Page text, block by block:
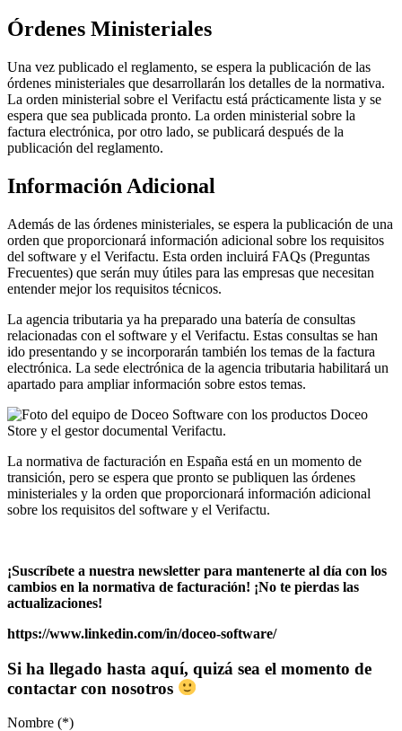
Órdenes Ministeriales
Una vez publicado el reglamento, se espera la publicación de las
órdenes ministeriales que desarrollarán los detalles de la normativa.
La orden ministerial sobre el Verifactu está prácticamente lista y se
espera que sea publicada pronto. La orden ministerial sobre la
factura electrónica, por otro lado, se publicará después de la
publicación del reglamento.
Información Adicional
Además de las órdenes ministeriales, se espera la publicación de una
orden que proporcionará información adicional sobre los requisitos
del software y el Verifactu. Esta orden incluirá FAQs (Preguntas
Frecuentes) que serán muy útiles para las empresas que necesitan
entender mejor los requisitos técnicos.
La agencia tributaria ya ha preparado una batería de consultas
relacionadas con el software y el Verifactu. Estas consultas se han
ido presentando y se incorporarán también los temas de la factura
electrónica. La sede electrónica de la agencia tributaria habilitará un
apartado para ampliar información sobre estos temas.
La normativa de facturación en España está en un momento de
transición, pero se espera que pronto se publiquen las órdenes
ministeriales y la orden que proporcionará información adicional
sobre los requisitos del software y el Verifactu.
¡Suscríbete a nuestra newsletter para mantenerte al día con los
cambios en la normativa de facturación! ¡No te pierdas las
actualizaciones!
https://www.linkedin.com/in/doceo-software/
Si ha llegado hasta aquí, quizá sea el momento de
contactar con nosotros
Nombre (*)